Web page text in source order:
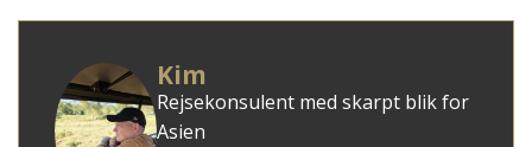
Kim
Rejsekonsulent med skarpt blik for
Asien